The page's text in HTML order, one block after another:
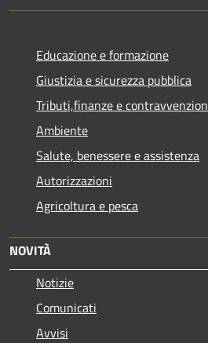
Educazione e formazione
Giustizia e sicurezza pubblica
Tributi,finanze e
Ambiente
Salute, benessere e assistenza
Autorizzazioni
Agricoltura e pesca
NOVITÀ
Notizie
Comunicati
Avvisi